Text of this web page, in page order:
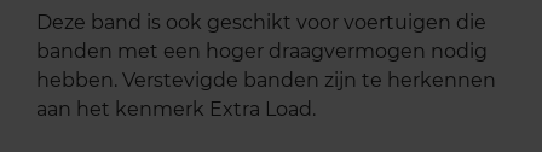
Deze band is ook geschikt voor voertuigen die
banden met een hoger draagvermogen nodig
hebben. Verstevigde banden zijn te herkennen
aan het kenmerk Extra Load.